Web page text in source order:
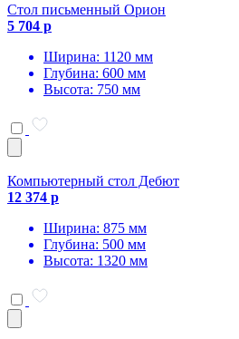
Стол письменный Орион
5 704 р
Ширина: 1120 мм
Глубина: 600 мм
Высота: 750 мм
Компьютерный стол Дебют
12 374 р
Ширина: 875 мм
Глубина: 500 мм
Высота: 1320 мм